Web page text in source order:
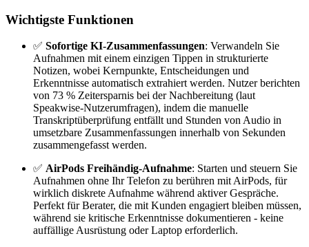
Wichtigste Funktionen
✅ Sofortige KI-Zusammenfassungen: Verwandeln Sie
Aufnahmen mit einem einzigen Tippen in strukturierte
Notizen, wobei Kernpunkte, Entscheidungen und
Erkenntnisse automatisch extrahiert werden. Nutzer berichten
von 73 % Zeitersparnis bei der Nachbereitung (laut
Speakwise-Nutzerumfragen), indem die manuelle
Transkriptüberprüfung entfällt und Stunden von Audio in
umsetzbare Zusammenfassungen innerhalb von Sekunden
zusammengefasst werden.
✅ AirPods Freihändig-Aufnahme: Starten und steuern Sie
Aufnahmen ohne Ihr Telefon zu berühren mit AirPods, für
wirklich diskrete Aufnahme während aktiver Gespräche.
Perfekt für Berater, die mit Kunden engagiert bleiben müssen,
während sie kritische Erkenntnisse dokumentieren - keine
auffällige Ausrüstung oder Laptop erforderlich.